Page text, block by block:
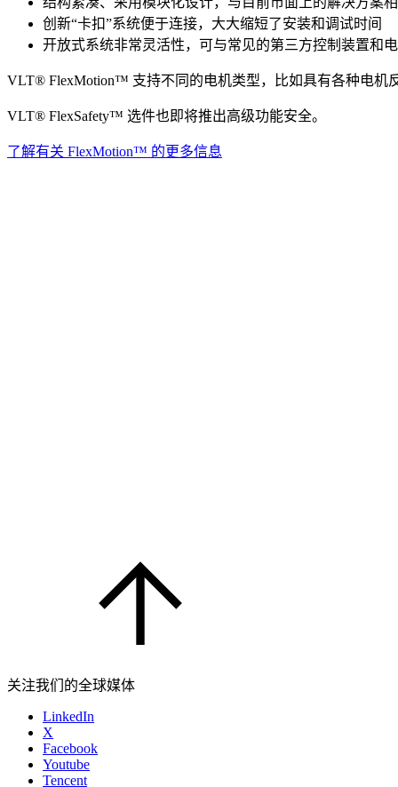
创新“卡扣”系统便于连接，大大缩短了安装和调试时间
开放式系统非常灵活性，可与常见的第三方控制装置和
VLT® FlexMotion™ 支持不同的电机类型，比如具有各种电机
VLT® FlexSafety™ 选件也即将推出高级功能安全。
了解有关 FlexMotion™ 的更多信息
关注我们的全球媒体
LinkedIn
X
Facebook
Youtube
Tencent